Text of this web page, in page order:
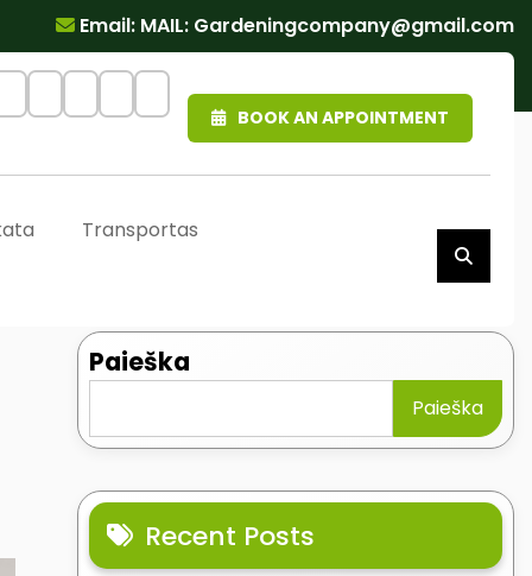
Email: MAIL: Gardeningcompany@gmail.com
BOOK AN APPOINTMENT
Transportas
Paieška
Paieška
Recent Posts